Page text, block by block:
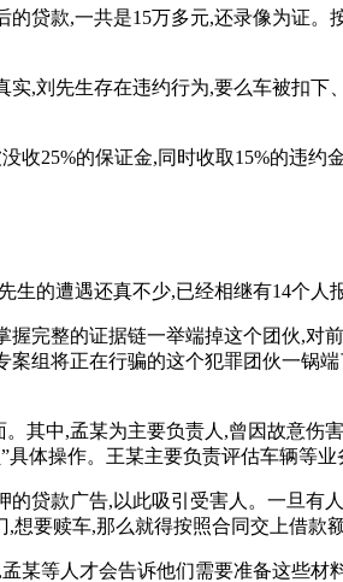
款,一共是15万多元,还录像为证。
刘先生存在违约行为,要么车被扣下
25%的保证金,同时收取15%的违约金
生的遭遇还真不少,已经相继有14个
整的证据链一举端掉这个团伙,对
组将正在行骗的这个犯罪团伙一锅
中,孟某为主要负责人,曾因故意伤
体操作。王某主要负责评估车辆等
款广告,以此吸引受害人。一旦有
要赎车,那么就得按照合同交上借款
等人才会告诉他们需要准备这些材